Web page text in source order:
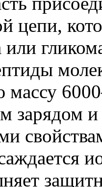
цепи,
массу
зарядом